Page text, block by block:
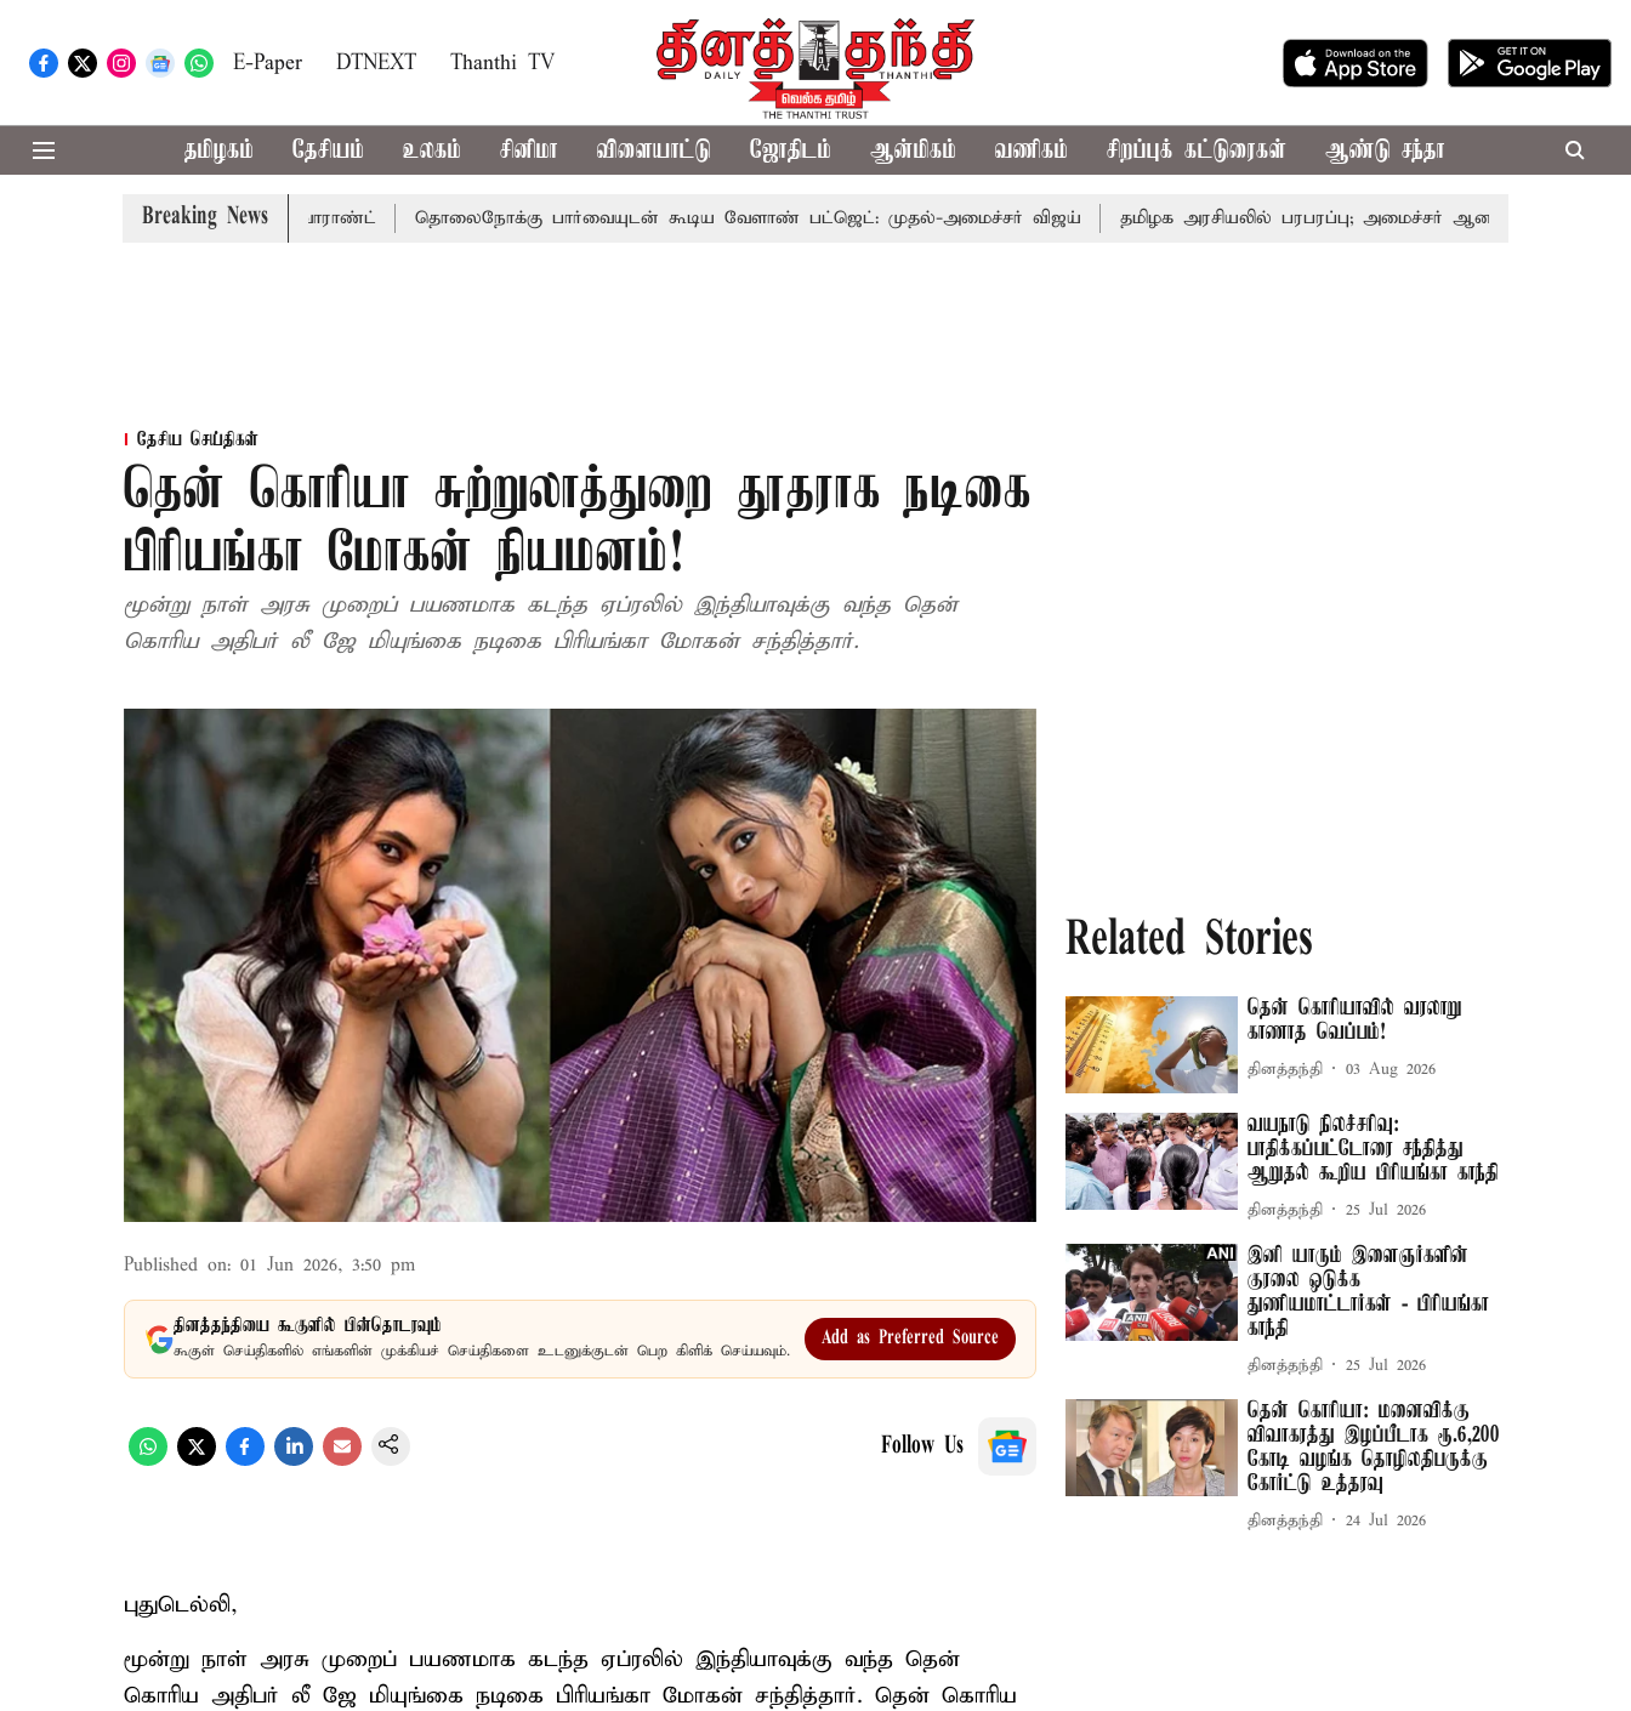
E-Paper DTNEXT Thanthi TV
தமிழகம் தேசியம் உலகம் சினிமா விளையாட்டு ஜோதிடம் ஆன்மிகம் வணிகம் சிறப்புக் கட்டுரைகள் ஆண்டு சந்தா
Breaking News
நீதிமன்றம் பிடிவாராண்ட் தொலைநோக்கு பார்வையுடன் கூடிய வேளாண் பட்ஜெட்: முதல்-அமைச்சர் விஜய் தமிழக அரசியலில் பரபரப்பு; அமைச்சர் ஆனந்த் உடன் சி.வி. சண்முகம்,
தேசிய செய்திகள்
தென் கொரியா சுற்றுலாத்துறை தூதராக நடிகை
பிரியங்கா மோகன் நியமனம்!
மூன்று நாள் அரசு முறைப் பயணமாக கடந்த ஏப்ரலில் இந்தியாவுக்கு வந்த தென்
கொரிய அதிபர் லீ ஜே மியுங்கை நடிகை பிரியங்கா மோகன் சந்தித்தார்.
Published on: 01 Jun 2026, 3:50 pm
தினத்தந்தியை கூகுளில் பின்தொடரவும்
கூகுள் செய்திகளில் எங்களின் முக்கியச் செய்திகளை உடனுக்குடன் பெற கிளிக் செய்யவும்.
Add as Preferred Source
Follow Us
புதுடெல்லி,
மூன்று நாள் அரசு முறைப் பயணமாக கடந்த ஏப்ரலில் இந்தியாவுக்கு வந்த தென்
கொரிய அதிபர் லீ ஜே மியுங்கை நடிகை பிரியங்கா மோகன் சந்தித்தார். தென் கொரிய
Related Stories
தென் கொரியாவில் வரலாறு
காணாத வெப்பம்!
தினத்தந்தி 03 Aug 2026
வயநாடு நிலச்சரிவு:
பாதிக்கப்பட்டோரை சந்தித்து
ஆறுதல் கூறிய பிரியங்கா காந்தி
தினத்தந்தி 25 Jul 2026
இனி யாரும் இளைஞர்களின்
குரலை ஒடுக்க
துணியமாட்டார்கள் - பிரியங்கா
காந்தி
தினத்தந்தி 25 Jul 2026
தென் கொரியா: மனைவிக்கு
விவாகரத்து இழப்பீடாக ரூ.6,200
கோடி வழங்க தொழிலதிபருக்கு
கோர்ட்டு உத்தரவு
தினத்தந்தி 24 Jul 2026